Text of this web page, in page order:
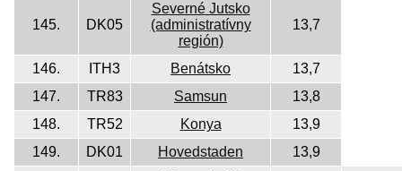
145. DK05
Severné Jutsko
(administratívny
región)
13,7
146. ITH3 Benátsko
13,7
147.
TR83 Samsun
13,8
148.
TR52 Konya
13,9
149.
DK01 Hovedstaden 13,9